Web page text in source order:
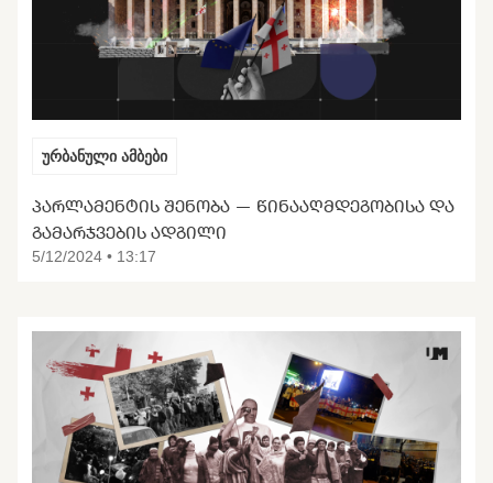
ურბანული ამბები
ᲞᲐᲠᲚᲐᲛᲔᲜᲢᲘᲡ ᲨᲔᲜᲝᲑᲐ — ᲬᲘᲜᲐᲐᲦᲛᲓᲔᲒᲝᲑᲘᲡᲐ ᲓᲐ
ᲒᲐᲛᲐᲠᲯᲕᲔᲑᲘᲡ ᲐᲓᲒᲘᲚᲘ
5/12/2024 • 13:17